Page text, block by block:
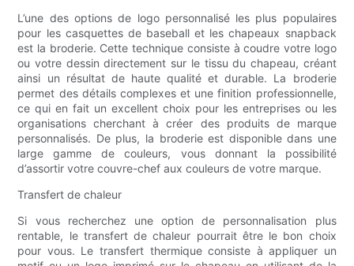
L’une des options de logo personnalisé les plus populaires
pour les casquettes de baseball et les chapeaux snapback
est la broderie. Cette technique consiste à coudre votre logo
ou votre dessin directement sur le tissu du chapeau, créant
ainsi un résultat de haute qualité et durable. La broderie
permet des détails complexes et une finition professionnelle,
ce qui en fait un excellent choix pour les entreprises ou les
organisations cherchant à créer des produits de marque
personnalisés. De plus, la broderie est disponible dans une
large gamme de couleurs, vous donnant la possibilité
d’assortir votre couvre-chef aux couleurs de votre marque.
Transfert de chaleur
Si vous recherchez une option de personnalisation plus
rentable, le transfert de chaleur pourrait être le bon choix
pour vous. Le transfert thermique consiste à appliquer un